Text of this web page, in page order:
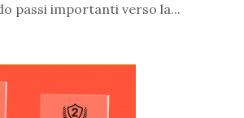
passi importanti verso la...